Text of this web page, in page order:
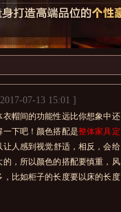
07-13 15:01 ]
帽间的功能性远比你想象中还
下吧！颜色搭配是整体家具定
人感到视觉舒适，相反，会给
，所以颜色的搭配要慎重，风
比如柜子的长度要以床的长度